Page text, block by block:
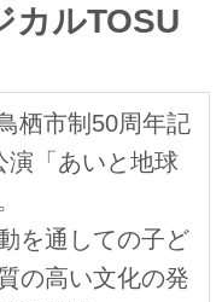
カルTOSU
栖市制50周年記
演「あいと地球
を通しての子ど
の高い文化の発